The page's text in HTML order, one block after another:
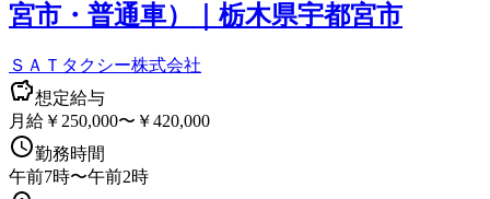
宮市・普通車）｜栃木県宇都宮市
ＳＡＴタクシー株式会社
想定給与
月給￥250,000〜￥420,000
勤務時間
午前7時〜午前2時